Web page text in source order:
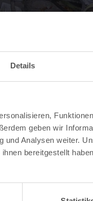
Details
geben wir
Analysen weiter.
bereitgestellt